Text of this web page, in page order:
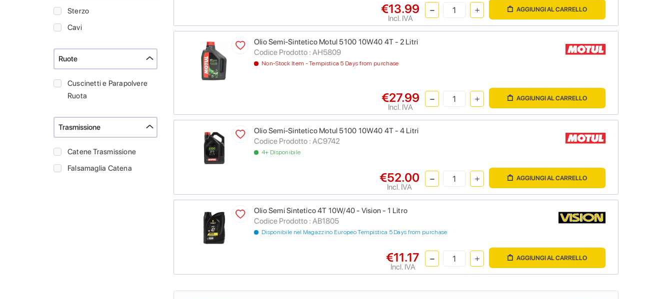
Sterzo
Cavi
Ruote
Cuscinetti e Parapolvere
Ruota
Trasmissione
Catene Trasmissione
Falsamaglia Catena
€13.99
Incl. IVA
AGGIUNGI AL CARRELLO
Olio Semi-Sintetico Motul 5100 10W40 4T - 2 Litri
Codice Prodotto : AH5809
Non-Stock Item - Tempistica 5 Days from purchase
€27.99
Incl. IVA
AGGIUNGI AL CARRELLO
Olio Semi-Sintetico Motul 5100 10W40 4T - 4 Litri
Codice Prodotto : AC9742
4+ Disponibile
€52.00
Incl. IVA
AGGIUNGI AL CARRELLO
Olio Semi Sintetico 4T 10W/40 - Vision - 1 Litro
Codice Prodotto : AB1805
Disponibile nel Magazzino Europeo Tempistica 5 Days from purchase
€11.17
Incl. IVA
AGGIUNGI AL CARRELLO